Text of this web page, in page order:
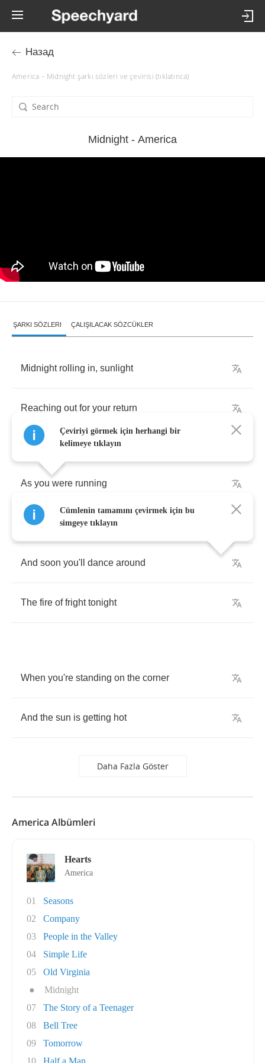
Назад
America – Midnight şarkı sözleri ve çevirisi (tıklatınca)
Midnight - America
ŞARKI SÖZLERI ÇALIŞILACAK SÖZCÜKLER
Midnight rolling in, sunlight
Reaching out for your return
As you were running
Through the tunnel of life
And soon you'll dance around
The fire of fright tonight
When you're standing on the corner
And the sun is getting hot
Daha Fazla Göster
Çeviriyi görmek için herhangi bir
kelimeye tıklayın
Cümlenin tamamını çevirmek için bu
simgeye tıklayın
America Albümleri
Hearts
America
01
Seasons
02
Company
03
People in the Valley
04
Simple Life
05
Old Virginia
●
Midnight
07
The Story of a Teenager
08
Bell Tree
09
Tomorrow
10
Half a Man